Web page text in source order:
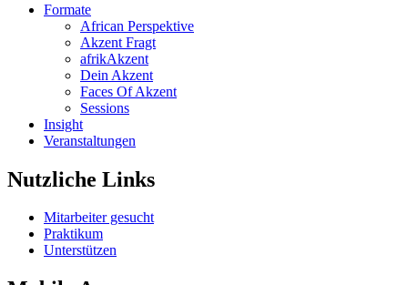
Formate
African Perspektive
Akzent Fragt
afrikAkzent
Dein Akzent
Faces Of Akzent
Sessions
Insight
Veranstaltungen
Nutzliche Links
Mitarbeiter gesucht
Praktikum
Unterstützen